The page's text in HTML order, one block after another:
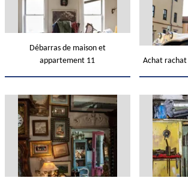
Débarras de maison et
appartement 11
Achat rachat